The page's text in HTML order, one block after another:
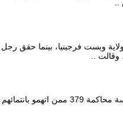
ويست فرجينيا، بينما حقق رجل
..
حدد رئيس محكمة استئناف القاهرة المستشار أيمن عباس، 13 يوليو المقبل، لبدء جلسة محاكمة 379 ممن اتهمو بانتمائهم